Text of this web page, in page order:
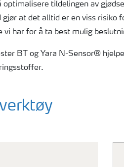
tildelingen av
at det alltid er en viss risiko
har for å ta best mulig
BT og Yara N-Sensor®